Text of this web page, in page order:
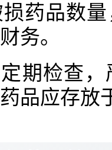
药品数
务。
期检查
品应存放